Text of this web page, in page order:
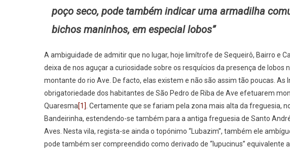
poço seco, pode também indicar uma armadilha
bichos maninhos, em especial lobos”
A ambiguidade de admitir que no lugar, hoje limítrofe de Sequeirô, Bairro e
deixa de nos aguçar a curiosidade sobre os resquícios da presença de
montante do rio Ave. De facto, elas existem e não são assim tão poucas. As
obrigatoriedade dos habitantes de São Pedro de Riba de Ave efetuarem
Quaresma[1]. Certamente que se fariam pela zona mais alta da freguesia,
Bandeirinha, estendendo-se também para a antiga freguesia de Santo
Aves. Nesta vila, regista-se ainda o topónimo “Lubazim”, também ele
pode também ser compreendido como derivado de “lupucinus” equivalente